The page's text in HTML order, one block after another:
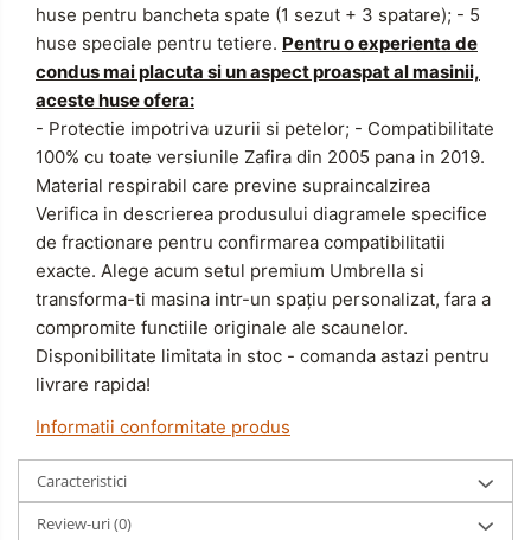
huse pentru bancheta spate (1 sezut + 3 spatare); - 5
huse speciale pentru tetiere. Pentru o experienta de
condus mai placuta si un aspect proaspat al masinii,
aceste huse ofera:
- Protectie impotriva uzurii si petelor; - Compatibilitate
100% cu toate versiunile Zafira din 2005 pana in 2019.
Material respirabil care previne supraincalzirea
Verifica in descrierea produsului diagramele specifice
de fractionare pentru confirmarea compatibilitatii
exacte. Alege acum setul premium Umbrella si
transforma-ti masina intr-un spațiu personalizat, fara a
compromite functiile originale ale scaunelor.
Disponibilitate limitata in stoc - comanda astazi pentru
livrare rapida!
Informatii conformitate produs
Caracteristici
Review-uri(0)